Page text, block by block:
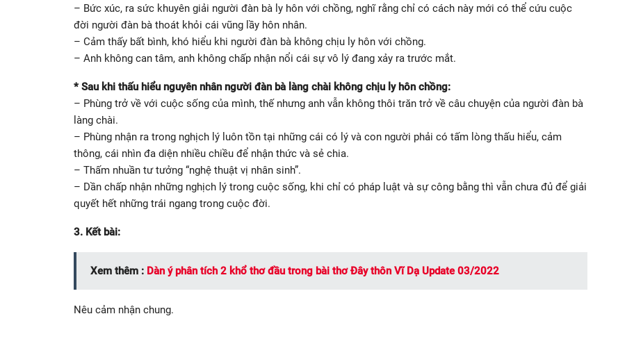
– Bức xúc, ra sức khuyên giải người đàn bà ly hôn với chồng, nghĩ rằng chỉ có cách này mới có thể cứu cuộc
đời người đàn bà thoát khỏi cái vũng lầy hôn nhân.
– Cảm thấy bất bình, khó hiểu khi người đàn bà không chịu ly hôn với chồng.
– Anh không can tâm, anh không chấp nhận nổi cái sự vô lý đang xảy ra trước mắt.
* Sau khi thấu hiểu nguyên nhân người đàn bà làng chài không chịu ly hôn chồng:
– Phùng trở về với cuộc sống của mình, thế nhưng anh vẫn không thôi trăn trở về câu chuyện của người đàn bà
làng chài.
– Phùng nhận ra trong nghịch lý luôn tồn tại những cái có lý và con người phải có tấm lòng thấu hiểu, cảm
thông, cái nhìn đa diện nhiều chiều để nhận thức và sẻ chia.
– Thấm nhuần tư tưởng “nghệ thuật vị nhân sinh”.
– Dần chấp nhận những nghịch lý trong cuộc sống, khi chỉ có pháp luật và sự công bằng thì vẫn chưa đủ để giải
quyết hết những trái ngang trong cuộc đời.
3. Kết bài:
Xem thêm : Dàn ý phân tích 2 khổ thơ đầu trong bài thơ Đây thôn Vĩ Dạ Update 03/2022
Nêu cảm nhận chung.